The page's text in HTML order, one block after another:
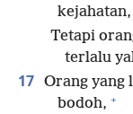
kejahatan,
Tetapi
terlalu
17 Orang yang
bodoh, +